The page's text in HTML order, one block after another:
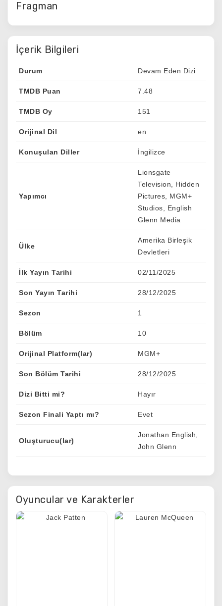
Fragman
İçerik Bilgileri
Durum Devam Eden Dizi
TMDB Puan 7.48
TMDB Oy 151
Orijinal Dil en
Konuşulan Diller İngilizce
Yapımcı
Lionsgate
Television, Hidden
Pictures, MGM+
Studios, English
Glenn Media
Ülke
Amerika Birleşik
Devletleri
İlk Yayın Tarihi 02/11/2025
Son Yayın Tarihi 28/12/2025
Sezon 1
Bölüm 10
Orijinal Platform(lar) MGM+
Son Bölüm Tarihi 28/12/2025
Dizi Bitti mi? Hayır
Sezon Finali Yaptı mı? Evet
Oluşturucu(lar)
Jonathan English,
John Glenn
Oyuncular ve Karakterler